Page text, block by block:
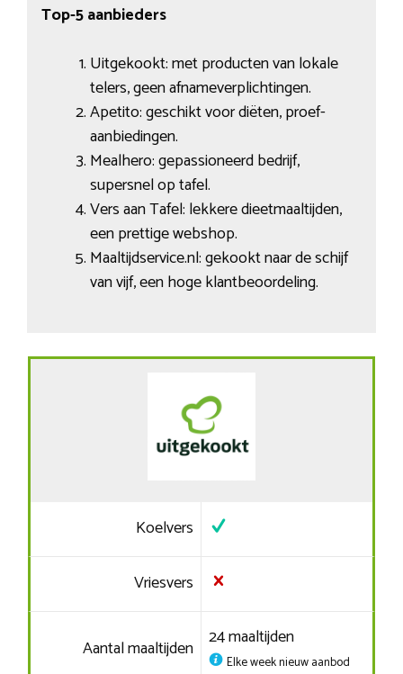
Top-5 aanbieders
Uitgekookt: met producten van lokale
telers, geen afnameverplichtingen.
Apetito: geschikt voor diëten, proef-
aanbiedingen.
Mealhero: gepassioneerd bedrijf,
supersnel op tafel.
Vers aan Tafel: lekkere dieetmaaltijden,
een prettige webshop.
Maaltijdservice.nl: gekookt naar de schijf
van vijf, een hoge klantbeoordeling.
Koelvers
Vriesvers
Aantal maaltijden 24 maaltijden
Elke week nieuw aanbod